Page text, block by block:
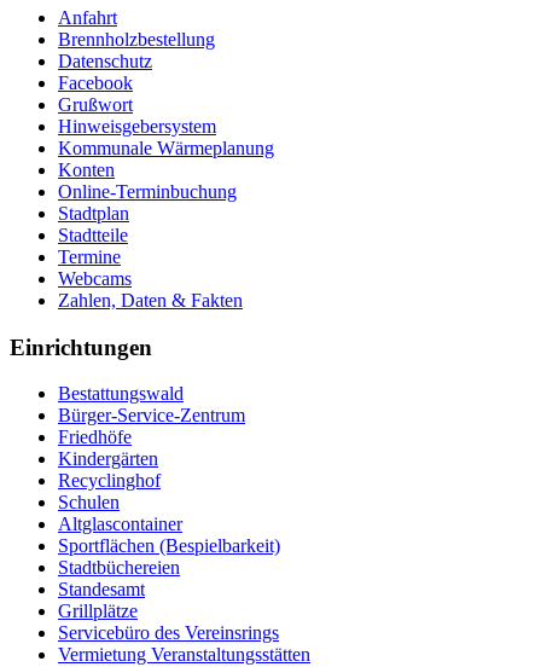
Anfahrt
Brennholzbestellung
Datenschutz
Facebook
Grußwort
Hinweisgebersystem
Kommunale Wärmeplanung
Konten
Online-Terminbuchung
Stadtplan
Stadtteile
Termine
Webcams
Zahlen, Daten & Fakten
Einrichtungen
Bestattungswald
Bürger-Service-Zentrum
Friedhöfe
Kindergärten
Recyclinghof
Schulen
Altglascontainer
Sportflächen (Bespielbarkeit)
Stadtbüchereien
Standesamt
Grillplätze
Servicebüro des Vereinsrings
Vermietung Veranstaltungsstätten